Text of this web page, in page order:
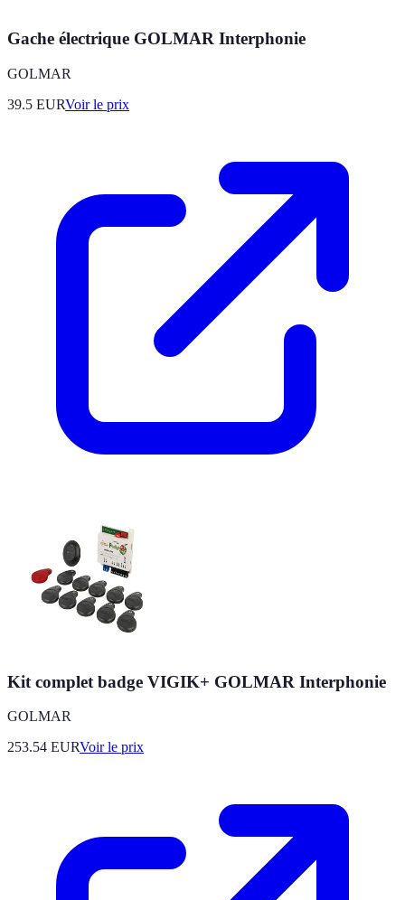
Gache électrique GOLMAR Interphonie
GOLMAR
39.5 EURVoir le prix
Kit complet badge VIGIK+ GOLMAR Interphonie
GOLMAR
253.54 EURVoir le prix